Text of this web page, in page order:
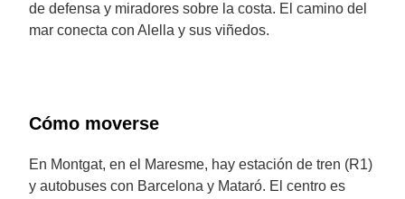
de defensa y miradores sobre la costa. El camino del
mar conecta con Alella y sus viñedos.
Cómo moverse
En Montgat, en el Maresme, hay estación de tren (R1)
y autobuses con Barcelona y Mataró. El centro es